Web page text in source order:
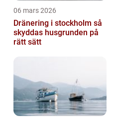
06 mars 2026
Dränering i stockholm så
skyddas husgrunden på
rätt sätt